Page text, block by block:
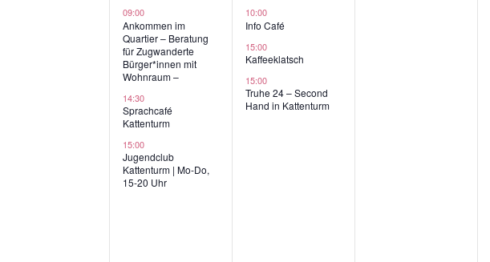
w
ä
h
l
e
Veranstaltungen
Veranstaltungen,
09:00
Ankommen im
Quartier – Beratung
für Zugwanderte
Bürger*innen mit
Wohnraum –
14:30
Sprachcafé
Kattenturm
15:00
Jugendclub
Kattenturm | Mo-Do,
15-20 Uhr
Veranstaltungen,
10:00
Info Café
15:00
Kaffeeklatsch
15:00
Truhe 24 – Second
Hand in Kattenturm